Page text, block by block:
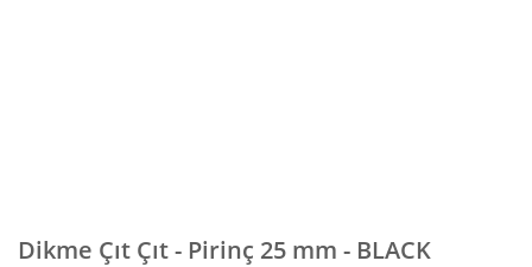
Dikme Çıt Çıt - Pirinç 25 mm - BLACK